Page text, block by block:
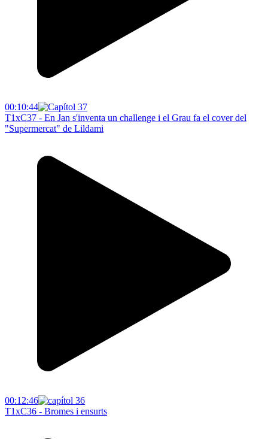
00:10:44
T1xC37 - En Jan s'inventa un challenge i el Grau fa el cover del
"Supermercat" de Lildami
00:12:46
T1xC36 - Bromes i ensurts